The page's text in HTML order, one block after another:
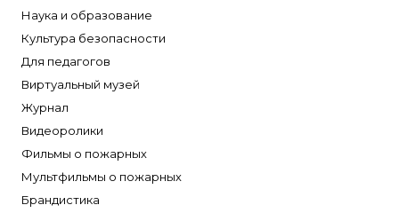
Наука и образование
Культура безопасности
Для педагогов
Виртуальный музей
Журнал
Видеоролики
Фильмы о пожарных
Мультфильмы о пожарных
Брандистика